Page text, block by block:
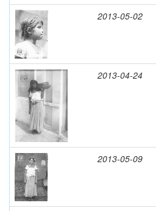
2013-05-02
2013-04-24
2013-05-09